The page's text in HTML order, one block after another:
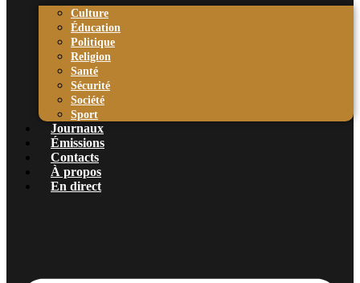
Culture
Éducation
Politique
Religion
Santé
Sécurité
Société
Sport
Journaux
Émissions
Contacts
À propos
En direct